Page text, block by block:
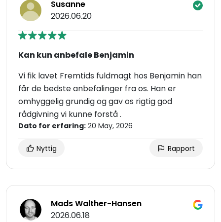
Susanne
2026.06.20
Kan kun anbefale Benjamin
Vi fik lavet Fremtids fuldmagt hos Benjamin han
får de bedste anbefalinger fra os. Han er
omhyggelig grundig og gav os rigtig god
rådgivning vi kunne forstå .
Dato for erfaring: 20 May, 2026
Nyttig Rapport
Mads Walther-Hansen
2026.06.18